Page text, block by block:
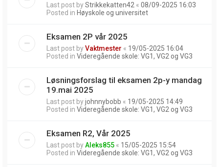
Last post byStrikkekatten42 « 08/09-2025 16:03
Posted in Høyskole og universitet
Eksamen 2P vår 2025
Last post byVaktmester « 19/05-2025 16:04
Posted in Videregående skole: VG1, VG2 og VG3
Løsningsforslag til eksamen 2p-y mandag
19.mai 2025
Last post byjohnnybobb « 19/05-2025 14:49
Posted in Videregående skole: VG1, VG2 og VG3
Eksamen R2, Vår 2025
Last post byAleks855 « 15/05-2025 15:54
Posted in Videregående skole: VG1, VG2 og VG3